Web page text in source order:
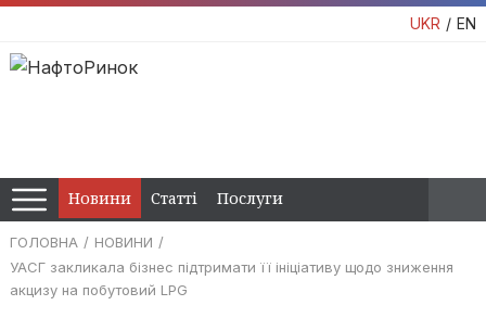
UKR EN
Новини Статті Послуги
ГОЛОВНА
НОВИНИ
УАСГ закликала бізнес підтримати її ініціативу щодо зниження
акцизу на побутовий LPG